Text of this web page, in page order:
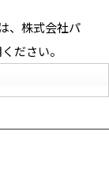
、株式会社パ
ださい。